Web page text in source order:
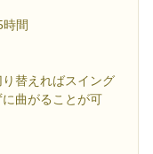
間
替えればスイング
曲がることが可